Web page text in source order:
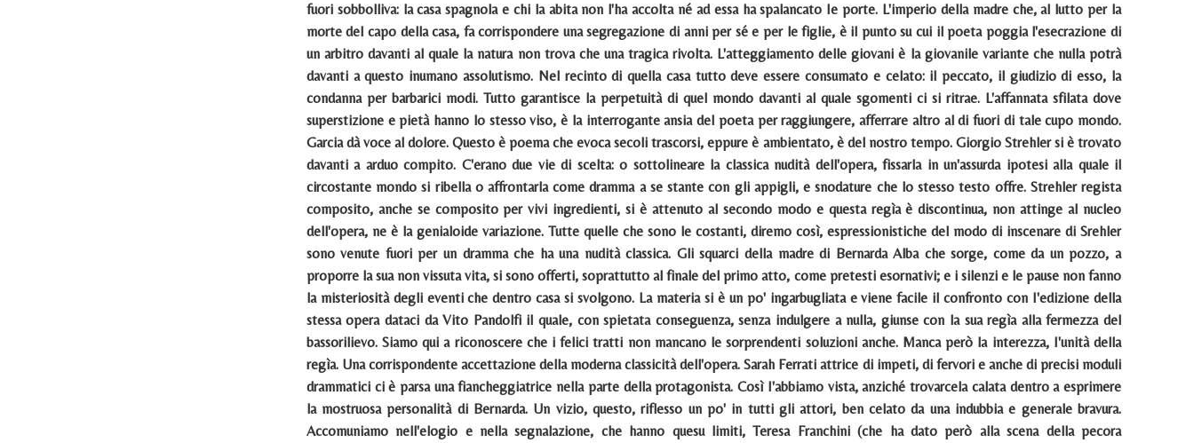
fuori sobbolliva: la casa spagnola e chi la abita non l'ha accolta né ad essa ha spalancato Ie porte. L'imperio della madre che, al lutto per la
morte del capo della casa, fa corrispondere una segregazione di anni per sé e per le figlie, è il punto su cui il poeta poggia l'esecrazione di
un arbitro davanti al quale la natura non trova che una tragica rivolta. L'atteggiamento delle giovani è la giovanile variante che nulla potrà
davanti a questo inumano assolutismo. Nel recinto di quella casa tutto deve essere consumato e celato: il peccato, il giudizio di esso, la
condanna per barbarici modi. Tutto garantisce la perpetuità di quel mondo davanti al quale sgomenti ci si ritrae. L'affannata sfilata dove
superstizione e pietà hanno lo stesso viso, è la interrogante ansia del poeta per raggiungere, afferrare altro al di fuori di tale cupo mondo.
Garcia dà voce al dolore. Questo è poema che evoca secoli trascorsi, eppure è ambientato, è del nostro tempo. Giorgio Strehler si è trovato
davanti a arduo compito. C'erano due vie di scelta: o sottolineare la classica nudità dell'opera, fissarla in un'assurda ipotesi alla quale il
circostante mondo si ribella o affrontarla come dramma a se stante con gli appigli, e snodature che lo stesso testo offre. Strehler regista
composito, anche se composito per vivi ingredienti, si è attenuto al secondo modo e questa regìa è discontinua, non attinge al nucleo
dell'opera, ne è la genialoide variazione. Tutte quelle che sono le costanti, diremo così, espressionistiche del modo di inscenare di Srehler
sono venute fuori per un dramma che ha una nudità classica. Gli squarci della madre di Bernarda Alba che sorge, come da un pozzo, a
proporre la sua non vissuta vita, si sono offerti, soprattutto al finale del primo atto, come pretesti esornativi; e i silenzi e le pause non fanno
la misteriosità degli eventi che dentro casa si svolgono. La materia si è un po' ingarbugliata e viene facile il confronto con I'edizione della
stessa opera dataci da Vito Pandolfi il quale, con spietata conseguenza, senza indulgere a nulla, giunse con la sua regìa alla fermezza del
bassorilievo. Siamo qui a riconoscere che i felici tratti non mancano le sorprendenti soluzioni anche. Manca però la interezza, I'unità della
regìa. Una corrispondente accettazione della moderna classicità dell'opera. Sarah Ferrati attrice di impeti, di fervori e anche di precisi moduli
drammatici ci è parsa una fiancheggiatrice nella parte della protagonista. Così I'abbiamo vista, anziché trovarcela calata dentro a esprimere
la mostruosa personalità di Bernarda. Un vizio, questo, riflesso un po' in tutti gli attori, ben celato da una indubbia e generale bravura.
Accomuniamo nell'elogio e nella segnalazione, che hanno quesu limiti, Teresa Franchini (che ha dato però alla scena della pecora